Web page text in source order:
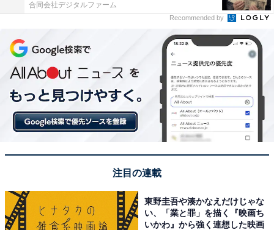
5位はデロイトトーマツグループ。2019年には茶道の
「和敬静寂」をテーマとしたイノベーション施設
「Greenhouse」を東京・丸の内に開設し、会話の構築と
促進をサポート。社内でも中長期のキャリア構築に向け
た取り組みを積極的に実施するなど、コミュニケーショ
ン活性化に取り組んでいます。
6位はソフトバンクグループ。2020年7月には100%子会
社の新型コロナウイルス検査センターを設立。2021年5
月には千葉県市川市と北海道札幌市の2拠点で1日約1万
8000件の検査体制を構築して利益は寄付するという社会
貢献事業も展開しています。
合同会社デジタルファーム
Recommended by
注目の連載
東野圭吾や湊かなえだけじゃな
い、「業と罪」を描く『映画ち
いかわ』から強く連想した映画